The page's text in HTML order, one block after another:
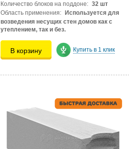
Количество блоков на поддоне: 32 шт
Область применения:
Используется для
возведения несущих стен домов как с
утеплением, так и без.
В корзину Купить в 1 клик